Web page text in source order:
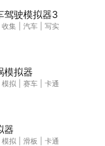
驾驶模拟器3
收集 汽车
写实
模拟器
模拟 赛车
卡通
器
模拟 滑板
卡通